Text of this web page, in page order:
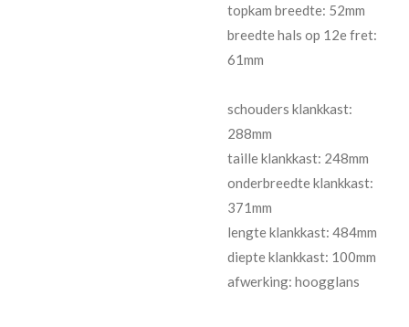
topkam breedte: 52mm
breedte hals op 12e fret:
61mm
schouders klankkast:
288mm
taille klankkast: 248mm
onderbreedte klankkast:
371mm
lengte klankkast: 484mm
diepte klankkast: 100mm
afwerking: hoogglans